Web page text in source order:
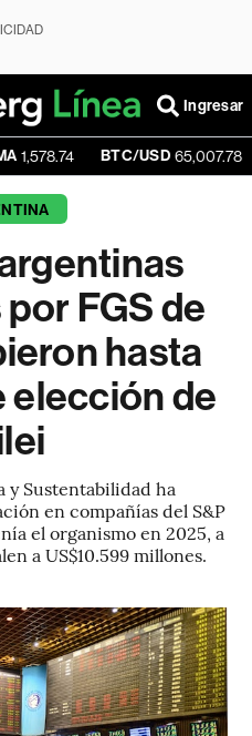
Ingresar
BTC/USD 65,007.78 -0.15%
FGS de
hasta
elección de
y Sustentabilidad ha
en compañías del S&P
el organismo en 2025, a
a US$10.599 millones.